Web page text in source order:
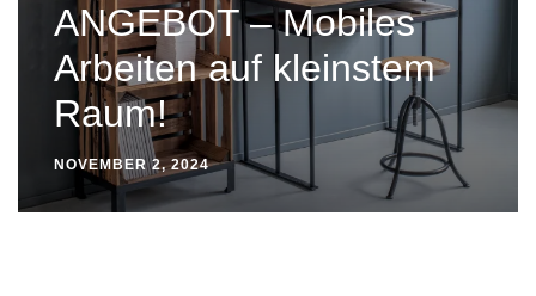
ANGEBOT – Mobiles
Arbeiten auf kleinstem
Raum!
NOVEMBER 2, 2024